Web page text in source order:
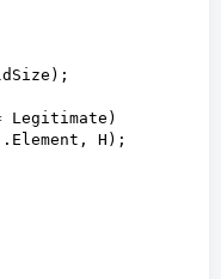
Legitimate)
H);